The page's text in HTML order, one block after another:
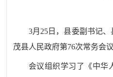
3月25日，县委副书记
茂县人民政府第76次常务会议
会议组织学习了《中华